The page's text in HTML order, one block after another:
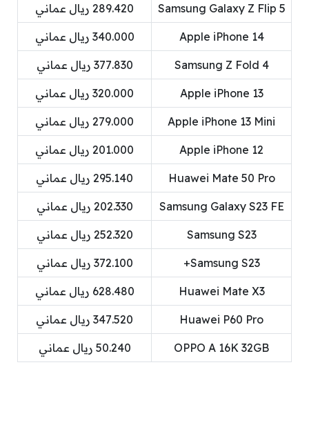
Samsung Galaxy Z Flip 5 289.420 ريال عماني
Apple iPhone 14 340.000 ريال عماني
Samsung Z Fold 4 377.830 ريال عماني
Apple iPhone 13 320.000 ريال عماني
Apple iPhone 13 Mini 279.000 ريال عماني
Apple iPhone 12 201.000 ريال عماني
Huawei Mate 50 Pro 295.140 ريال عماني
Samsung Galaxy S23 FE 202.330 ريال عماني
Samsung S23 252.320 ريال عماني
Samsung S23+ 372.100 ريال عماني
Huawei Mate X3 628.480 ريال عماني
Huawei P60 Pro 347.520 ريال عماني
OPPO A 16K 32GB 50.240 ريال عماني